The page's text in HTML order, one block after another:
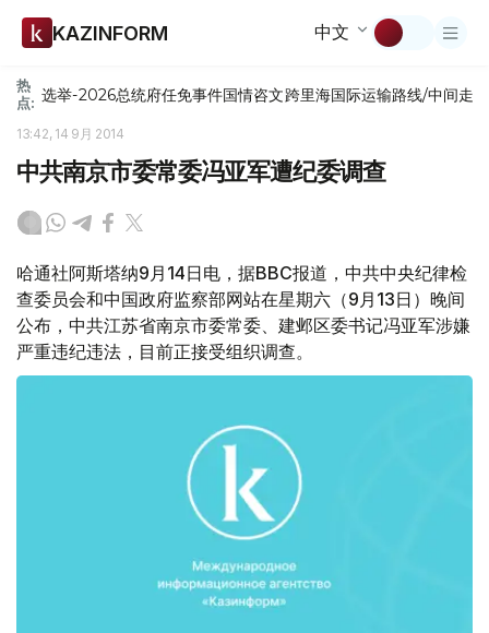
KAZINFORM 中文
热
点: 选举-2026总统府任免事件国情咨文跨里海国际运输路线/中间走廊
13:42, 14 9月 2014
中共南京市委常委冯亚军遭纪委调查
哈通社阿斯塔纳9月14日电，据BBC报道，中共中央纪律检
查委员会和中国政府监察部网站在星期六（9月13日）晚间
公布，中共江苏省南京市委常委、建邺区委书记冯亚军涉嫌
严重违纪违法，目前正接受组织调查。